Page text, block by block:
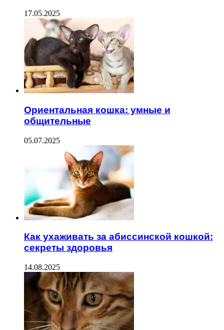
17.05.2025
Ориентальная кошка: умные и
общительные
05.07.2025
Как ухаживать за абиссинской кошкой:
секреты здоровья
14.08.2025